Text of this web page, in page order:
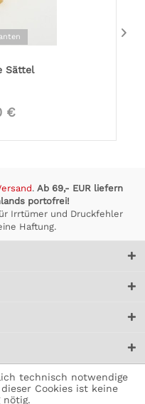
Sättel
€
. Ab 69,- EUR liefern
portofrei!
Irrtümer und Druckfehler
Haftung.
technisch notwendige
Cookies ist keine
nötig.